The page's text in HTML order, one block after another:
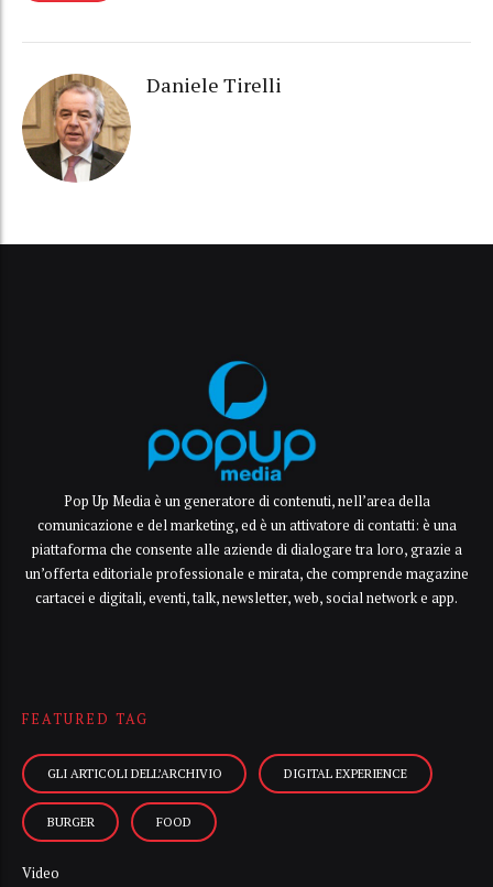
Daniele Tirelli
Pop Up Media è un generatore di contenuti, nell’area della
comunicazione e del marketing, ed è un attivatore di contatti: è una
piattaforma che consente alle aziende di dialogare tra loro, grazie a
un’offerta editoriale professionale e mirata, che comprende magazine
cartacei e digitali, eventi, talk, newsletter, web, social network e app.
FEATURED TAG
GLI ARTICOLI DELL’ARCHIVIO DIGITAL EXPERIENCE
BURGER FOOD
Video